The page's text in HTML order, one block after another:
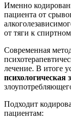
Именно
пациента от
от тяги к
Современная
лечение. В итоге
психологическая
Подходит
пациентам: